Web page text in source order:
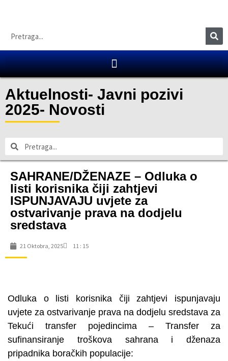
Aktuelnosti- Javni pozivi
2025- Novosti
SAHRANE/DŽENAZE – Odluka o
listi korisnika čiji zahtjevi
ISPUNJAVAJU uvjete za
ostvarivanje prava na dodjelu
sredstava
21 Oktobra, 2025 11 : 15
Odluka o listi korisnika čiji zahtjevi ispunjavaju
uvjete za ostvarivanje prava na dodjelu sredstava za
Tekući transfer pojedincima – Transfer za
sufinansiranje troškova sahrana i dženaza
pripadnika boračkih populacije: